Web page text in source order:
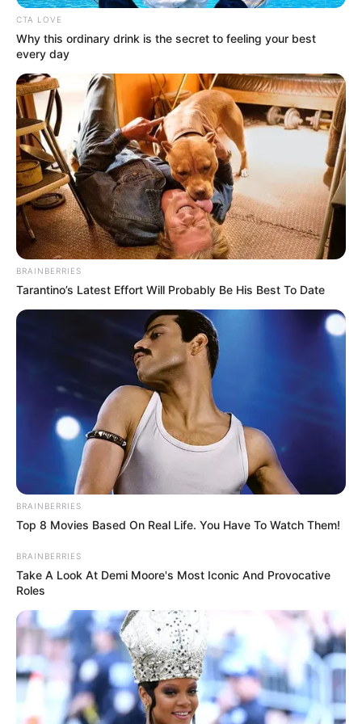
Alerta internacional: Vigilan el Ingreso
a EE.UU de supuesto acosador de 70 tatuadoras de
Medellín
Los delincuentes intimidaron a García con armas de
fuego y le sustrajeron una cadena, un anillo y una pulsera
de oro, todo avaluado en dos millones de pesos.
Las autoridades han informado que se están realizando
de los responsables.
Otras noticias de Medellín
La controversia entre los vendedores ambulantes e
informales de Medellín y la Alcaldía, iniciada en 2024 por
los operativos de control del espacio público, ha
escalado. Tras protestas y acciones legales, los
vendedorespresentaron una querella ante el Ministerio
de Trabajo, buscando mediación.
CTA LOVE
Why this ordinary drink is the secret to feeling your best
every day
BRAINBERRIES
Tarantino’s Latest Effort Will Probably Be His Best To Date
BRAINBERRIES
Top 8 Movies Based On Real Life. You Have To Watch Them!
BRAINBERRIES
Take A Look At Demi Moore's Most Iconic And Provocative
Roles